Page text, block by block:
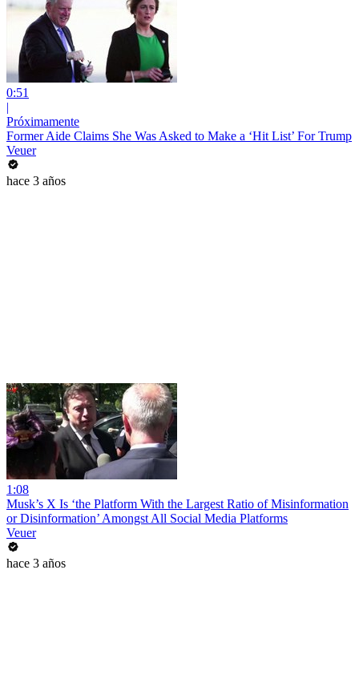
0:51
|
Próximamente
Former Aide Claims She Was Asked to Make a ‘Hit List’ For Trump
Veuer
hace 3 años
1:08
Musk’s X Is ‘the Platform With the Largest Ratio of Misinformation
or Disinformation’ Amongst All Social Media Platforms
Veuer
hace 3 años